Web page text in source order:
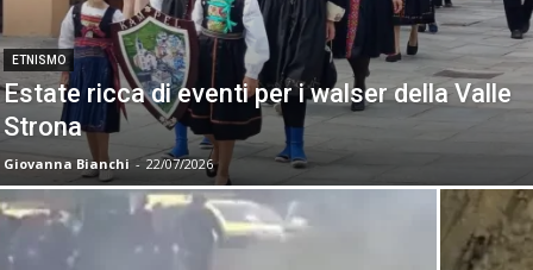
ETNISMO
Estate ricca di eventi per i walser della Valle
Strona
Giovanna Bianchi - 22/07/2026